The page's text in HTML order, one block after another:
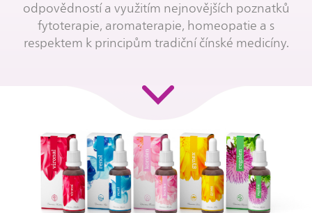
odpovědností a využitím nejnovějších poznatků
fytoterapie, aromaterapie, homeopatie a s
respektem k principům tradiční čínské medicíny.